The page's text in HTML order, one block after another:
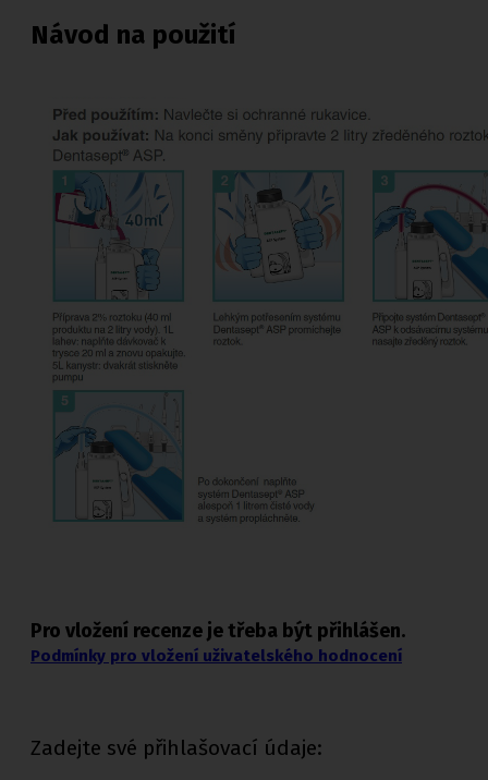
Návod na použití
Pro vložení recenze je třeba být přihlášen.
Podmínky pro vložení uživatelského hodnocení
Zadejte své přihlašovací údaje: